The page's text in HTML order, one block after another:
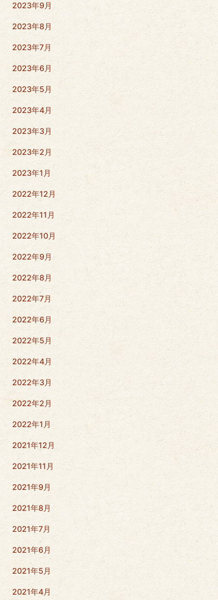
2023年9月
2023年8月
2023年7月
2023年6月
2023年5月
2023年4月
2023年3月
2023年2月
2023年1月
2022年12月
2022年11月
2022年10月
2022年9月
2022年8月
2022年7月
2022年6月
2022年5月
2022年4月
2022年3月
2022年2月
2022年1月
2021年12月
2021年11月
2021年9月
2021年8月
2021年7月
2021年6月
2021年5月
2021年4月